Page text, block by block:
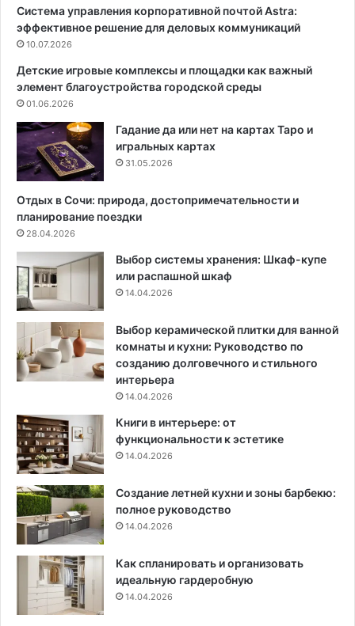
с
я
р
а
а
я
б
л
6
п
и
и
н
и
о
с
э
т
и
м
д
е
л
а
т
ь
Система управления корпоративной почтой Astra:
эффективное решение для деловых коммуникаций
10.07.2026
Детские игровые комплексы и площадки как важный
элемент благоустройства городской среды
01.06.2026
Гадание да или нет на картах Таро и
игральных картах
31.05.2026
Отдых в Сочи: природа, достопримечательности и
планирование поездки
28.04.2026
Выбор системы хранения: Шкаф-купе
или распашной шкаф
14.04.2026
Выбор керамической плитки для ванной
комнаты и кухни: Руководство по
созданию долговечного и стильного
интерьера
14.04.2026
Книги в интерьере: от
функциональности к эстетике
14.04.2026
Создание летней кухни и зоны барбекю:
полное руководство
14.04.2026
Как спланировать и организовать
идеальную гардеробную
14.04.2026